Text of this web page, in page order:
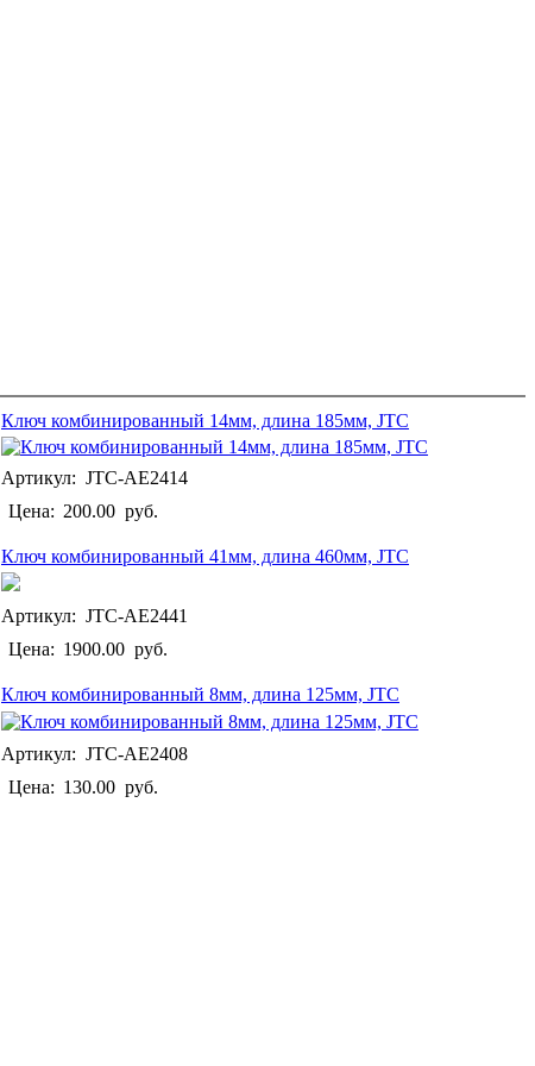
Ключ комбинированный 14мм, длина 185мм, JTC
Артикул: JTC-AE2414
Цена: 200.00 руб.
Ключ комбинированный 41мм, длина 460мм, JTC
Артикул: JTC-AE2441
Цена: 1900.00 руб.
Ключ комбинированный 8мм, длина 125мм, JTC
Артикул: JTC-AE2408
Цена: 130.00 руб.